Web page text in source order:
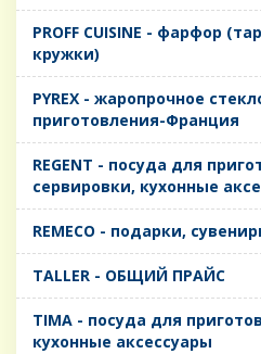
PROFF CUISINE - фарфор
кружки)
PYREX - жаропрочное
приготовления-Франция
REGENT - посуда для
сервировки, кухонные
REMECO - подарки,
TALLER - ОБЩИЙ ПРАЙС
TIMA - посуда для
кухонные аксессуары